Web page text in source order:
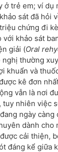
ở trẻ em; ví dụ
sát đã hỏi
chứng đi
với khảo sát
giải (Oral
nghị thường
khuẩn và
kê đơn
vẫn là nơi
nhiên việc
ngày
dành cho
cải thiện,
đáng kể giữa